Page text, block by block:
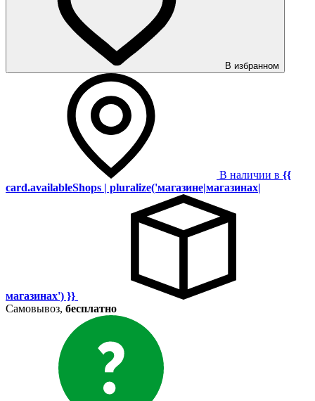
В избранном
В наличии в {{
card.availableShops | pluralize('магазине|магазинах|
магазинах') }}
Самовывоз, бесплатно